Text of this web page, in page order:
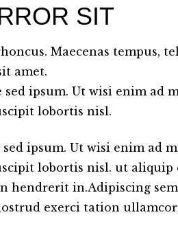
SIT
Maecenas tempus,
amet.
sed ipsum. Ut wisi enim ad
lobortis nisl.
sed ipsum. Ut wisi enim ad
lobortis nisl. ut aliquip
hendrerit in.Adipiscing
exerci tation